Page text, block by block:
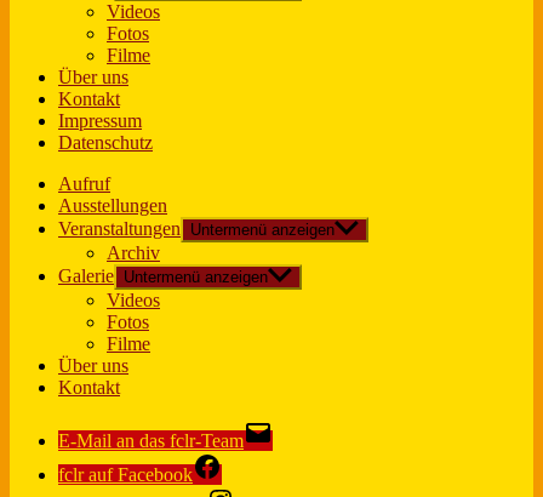
Videos
Fotos
Filme
Über uns
Kontakt
Impressum
Datenschutz
Aufruf
Ausstellungen
Veranstaltungen
Untermenü anzeigen
Archiv
Galerie Untermenü anzeigen
Videos
Fotos
Filme
Über uns
Kontakt
E-Mail an das fclr-Team
fclr auf Facebook